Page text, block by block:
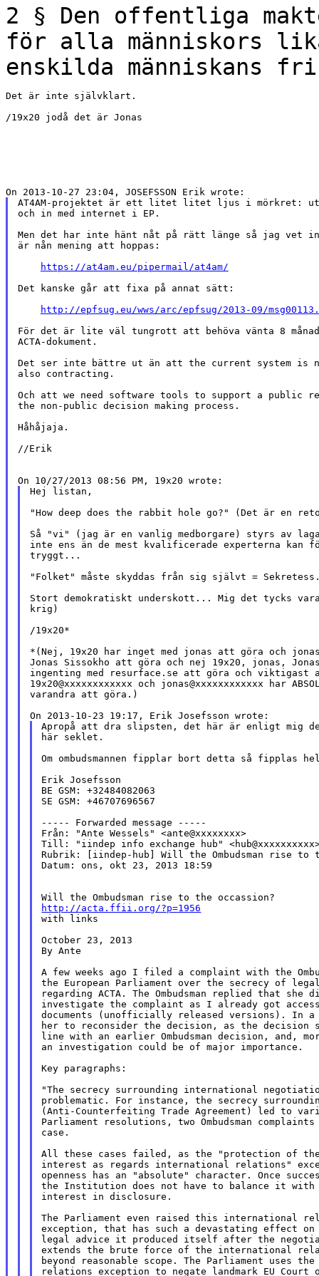
2 § Den offentliga
för alla människors
enskilda människans
Det är inte självklart.
/19x20 jodå det är Jonas
AT4AM-projektet är ett litet litet ljus i mörkret: ut
och in med internet i EP.
Men det har inte hänt nåt på rätt länge så jag vet
är nån mening att hoppas:
https://at4am.eu/pipermail/at4am/
Det kanske går att fixa på annat sätt:
http://epfsug.eu/wws/arc/epfsug/2013-09/
För det är lite väl tungrott att behöva vänta 8
ACTA-dokument.
Det ser inte bättre ut än att the current system is
also contracting.
Och att we need software tools to support a public
the non-public decision making process.
Håhåjaja.
//Erik
Hej listan,
"How deep does the rabbit hole go?" (Det är en
Så "vi" (jag är en vanlig medborgare) styrs av
inte ens än de mest kvalificerade experterna kan
tryggt...
"Folket" måste skyddas från sig självt =
Stort demokratiskt underskott... Mig det tycks
krig)
/19x20*
*(Nej, 19x20 har inget med jonas att göra och
Jonas Sissokho att göra och nej 19x20, jonas,
ingenting med resurface.se att göra och
19x20@xxxxxxxxxxxx och jonas@xxxxxxxxxxxx har
varandra att göra.)
Apropå att dra slipsten, det här är enligt mig
här seklet.
Om ombudsmannen fipplar bort detta så fipplas
Erik Josefsson
BE GSM: +32484082063
SE GSM: +46707696567
----- Forwarded message -----
Från: "Ante Wessels" <ante@xxxxxxxx>
Till: "iindep info exchange hub"
Rubrik: [iindep-hub] Will the Ombudsman rise to
Datum: ons, okt 23, 2013 18:59
http://acta.ffii.org/?p=1956
with links
October 23, 2013
By Ante
A few weeks ago I filed a complaint with the
the European Parliament over the secrecy of
regarding ACTA. The Ombudsman replied that she
investigate the complaint as I already got
documents (unofficially released versions). In
her to reconsider the decision, as the decision
line with an earlier Ombudsman decision, and,
an investigation could be of major importance.
Key paragraphs:
"The secrecy surrounding international
problematic. For instance, the secrecy
(Anti-Counterfeiting Trade Agreement) led to
Parliament resolutions, two Ombudsman
case.
All these cases failed, as the "protection of
interest as regards international relations"
openness has an "absolute" character. Once
the Institution does not have to balance it with
interest in disclosure.
The Parliament even raised this international
exception, that has such a devastating effect on
legal advice it produced itself after the
extends the brute force of the international
beyond reasonable scope. The Parliament uses
relations exception to negate landmark EU Court